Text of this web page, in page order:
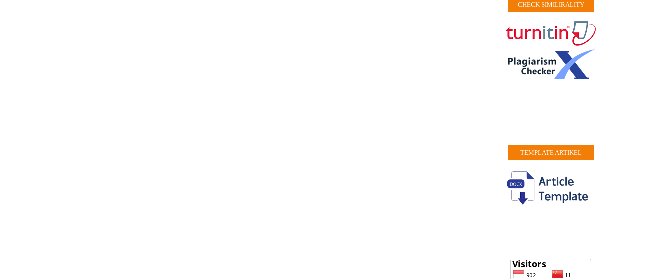
CHECK SIMILIRALITY
TEMPLATE ARTIKEL